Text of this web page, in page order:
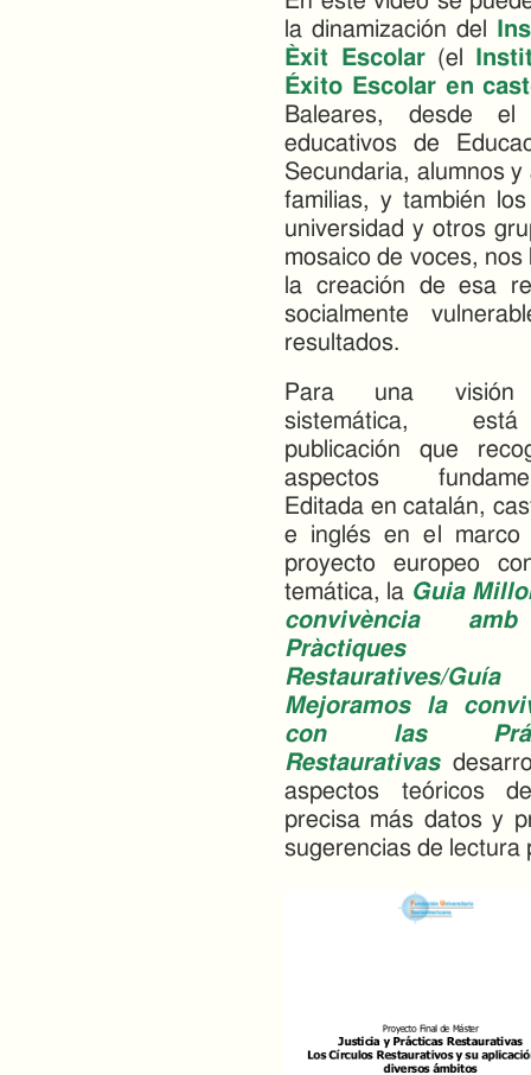
la dinamización del
Èxit Escolar (el
Éxito Escolar en
Baleares, desde
educativos de
Secundaria, alumnos
familias, y también
universidad y otros
mosaico de voces,
la creación de esa
socialmente
resultados.
Para una visión
sistemática,
publicación que
aspectos
Editada en catalán,
e inglés en el marco
proyecto europeo
temática, la Guia
convivència
Pràctiques
Restauratives/Guía
Mejoramos la
con las
Restaurativas
aspectos teóricos
precisa más datos y
sugerencias de lectura